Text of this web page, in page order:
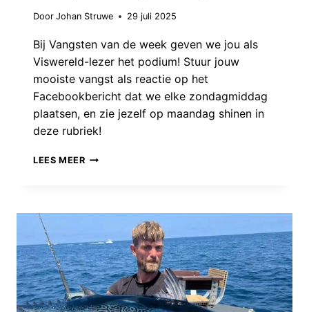
Door Johan Struwe 29 juli 2025
Bij Vangsten van de week geven we jou als
Viswereld-lezer het podium! Stuur jouw
mooiste vangst als reactie op het
Facebookbericht dat we elke zondagmiddag
plaatsen, en zie jezelf op maandag shinen in
deze rubriek!
LEES MEERVANGSTEN
WEEK:
EEN
GEVARIEERD
PALET
AAN